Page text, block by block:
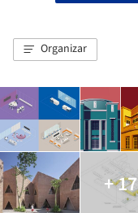
Organizar
+ 17